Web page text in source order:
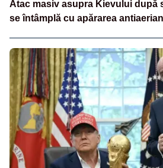
Atac masiv asupra Kievului după
se întâmplă cu apărarea